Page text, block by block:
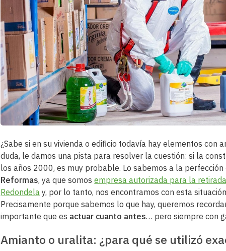
¿Sabe si en su vivienda o edificio todavía hay elementos con
duda, le damos una pista para resolver la cuestión: si la
los años 2000, es muy probable. Lo sabemos a la perfección
Reformas, ya que somosempresa autorizada para la
Redondela y, por lo tanto, nos encontramos con esta
Precisamente porque sabemos lo que hay, queremos
importante que es actuar cuanto antes… pero siempre con
Amianto o uralita: ¿para qué se utilizó